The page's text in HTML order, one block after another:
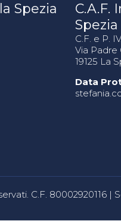
Spezia
C.A.F.
Spezia
C.F. e P.
Via Padre
19125 La
Data
C.F. 80002920116 |